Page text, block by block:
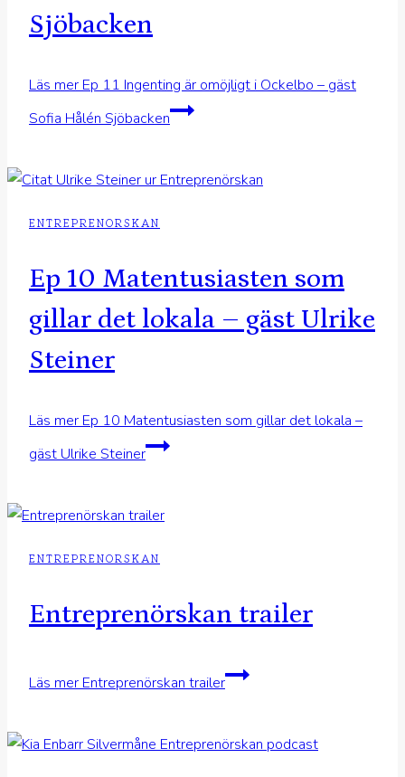
Sjöbacken
Läs mer Ep 11 Ingenting är omöjligt i Ockelbo – gäst
Sofia Hålén Sjöbacken
ENTREPRENORSKAN
Ep 10 Matentusiasten som
gillar det lokala – gäst Ulrike
Steiner
Läs mer Ep 10 Matentusiasten som gillar det lokala –
gäst Ulrike Steiner
ENTREPRENORSKAN
Entreprenörskan trailer
Läs mer Entreprenörskan trailer